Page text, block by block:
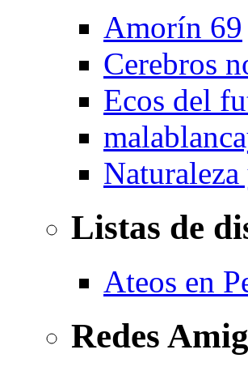
Amorín 69
Cerebros
Ecos del
Listas de
Ateos en
Redes